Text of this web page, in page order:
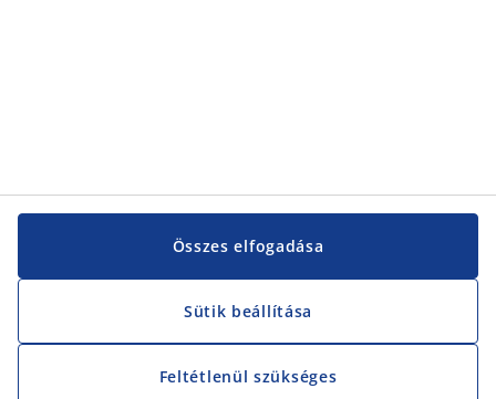
Összes elfogadása
Sütik beállítása
Feltétlenül szükséges